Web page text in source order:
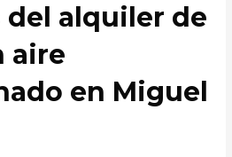
del alquiler de
aire
en Miguel